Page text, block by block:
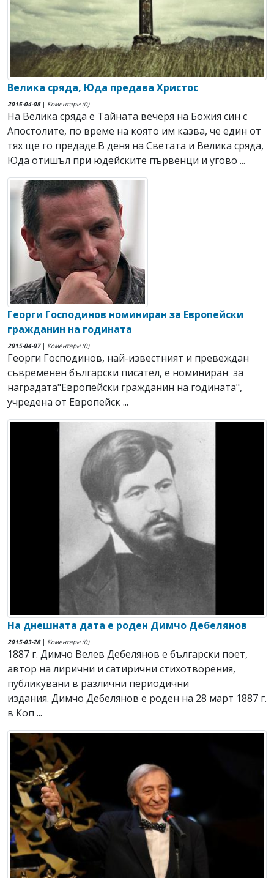
Велика сряда, Юда предава Христос
2015-04-08| Коментари (0)
На Велика сряда е Тайната вечеря на Божия син с
Апостолите, по време на която им казва, че един от
тях ще го предаде.В деня на Светата и Велика сряда,
Юда отишъл при юдейските първенци и угово ...
Георги Господинов номиниран за Европейски
гражданин на годината
2015-04-07| Коментари (0)
Георги Господинов, най-известният и превеждан
съвременен български писател, е номиниран за
наградата"Европейски гражданин на годината",
учредена от Европейск ...
На днешната дата е роден Димчо Дебелянов
2015-03-28| Коментари (0)
1887 г. Димчо Велев Дебелянов е български поет,
автор на лирични и сатирични стихотворения,
публикувани в различни периодични
издания. Димчо Дебелянов е роден на 28 март 1887 г.
в Коп ...